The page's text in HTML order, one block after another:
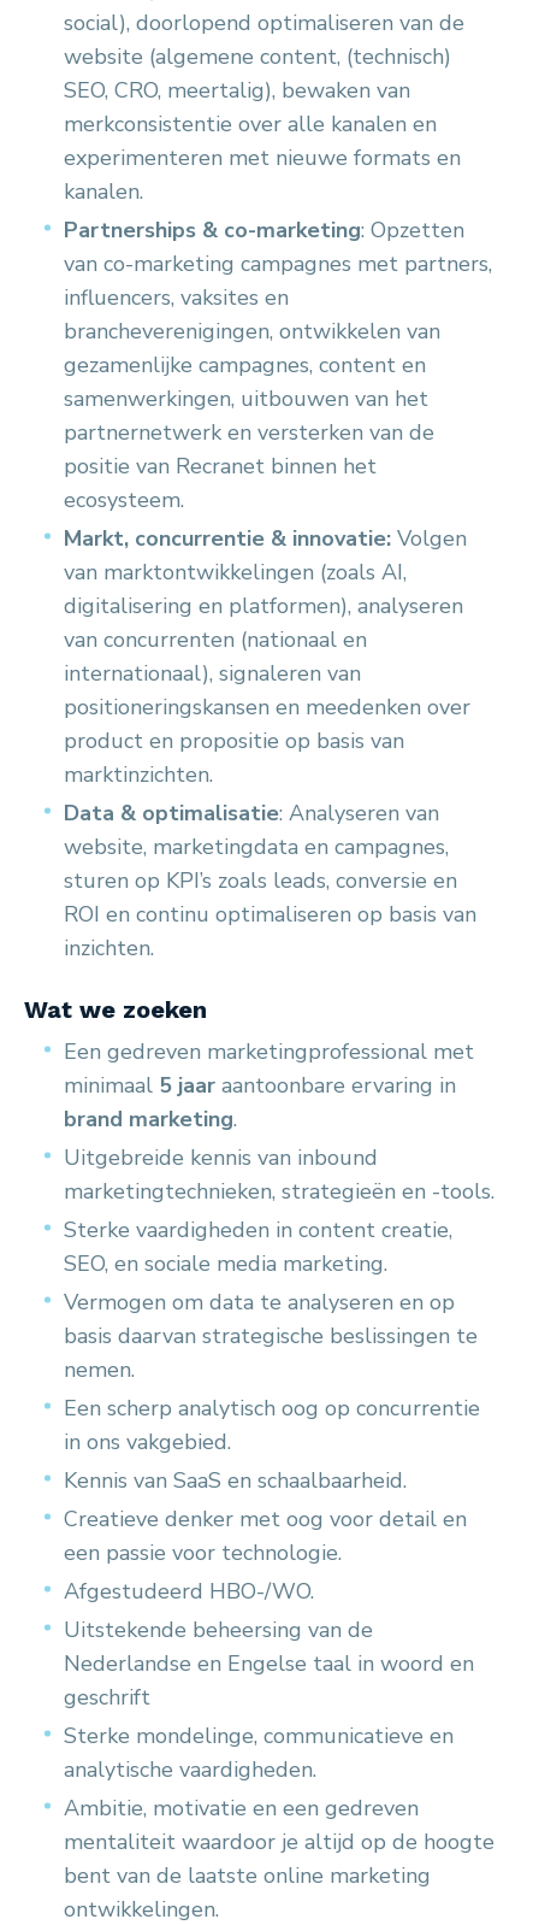
social), doorlopend optimaliseren van de
website (algemene content, (technisch)
SEO, CRO, meertalig), bewaken van
merkconsistentie over alle kanalen en
experimenteren met nieuwe formats en
kanalen.
Partnerships & co-marketing: Opzetten
van co-marketing campagnes met partners,
influencers, vaksites en
brancheverenigingen, ontwikkelen van
gezamenlijke campagnes, content en
samenwerkingen, uitbouwen van het
partnernetwerk en versterken van de
positie van Recranet binnen het
ecosysteem.
Markt, concurrentie & innovatie: Volgen
van marktontwikkelingen (zoals AI,
digitalisering en platformen), analyseren
van concurrenten (nationaal en
internationaal), signaleren van
positioneringskansen en meedenken over
product en propositie op basis van
marktinzichten.
Data & optimalisatie: Analyseren van
website, marketingdata en campagnes,
sturen op KPI’s zoals leads, conversie en
ROI en continu optimaliseren op basis van
inzichten.
Wat we zoeken
Een gedreven marketingprofessional met
minimaal 5 jaar aantoonbare ervaring in
brand marketing.
Uitgebreide kennis van inbound
marketingtechnieken, strategieën en -tools.
Sterke vaardigheden in content creatie,
SEO, en sociale media marketing.
Vermogen om data te analyseren en op
basis daarvan strategische beslissingen te
nemen.
Een scherp analytisch oog op concurrentie
in ons vakgebied.
Kennis van SaaS en schaalbaarheid.
Creatieve denker met oog voor detail en
een passie voor technologie.
Afgestudeerd HBO-/WO.
Uitstekende beheersing van de
Nederlandse en Engelse taal in woord en
geschrift
Sterke mondelinge, communicatieve en
analytische vaardigheden.
Ambitie, motivatie en een gedreven
mentaliteit waardoor je altijd op de hoogte
bent van de laatste online marketing
ontwikkelingen.